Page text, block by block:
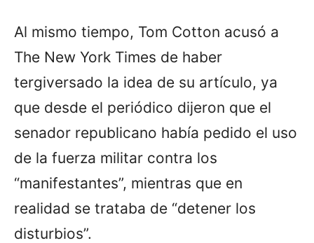
Al mismo tiempo, Tom Cotton acusó a
The New York Times de haber
tergiversado la idea de su artículo, ya
que desde el periódico dijeron que el
senador republicano había pedido el uso
de la fuerza militar contra los
“manifestantes”, mientras que en
realidad se trataba de “detener los
disturbios”.